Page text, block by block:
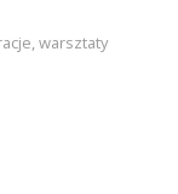
,warsztaty